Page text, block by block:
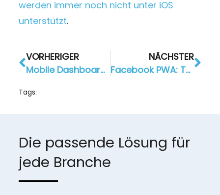
werden immer noch nicht unter iOS
unterstützt.
VORHERIGER
Mobile Dashboard: flink mit Kunden chatten & Angebote verschicken
NÄCHSTER
Facebook PWA: Testphase für mobile Website hat begonnen
Tags:
Die passende Lösung für
jede Branche